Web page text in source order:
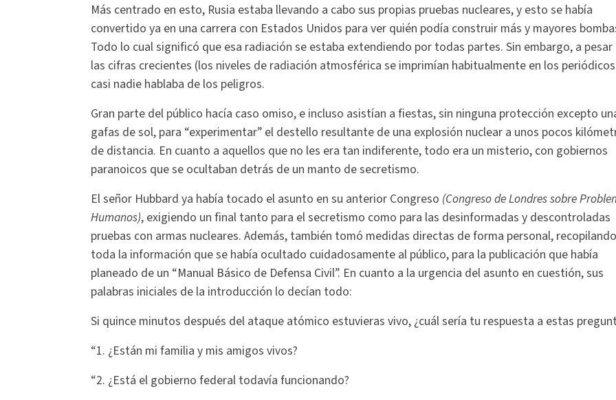
Más centrado en esto, Rusia estaba llevando a cabo sus propias pruebas nucleares, y esto se había
convertido ya en una carrera con Estados Unidos para ver quién podía construir más y mayores
Todo lo cual significó que esa radiación se estaba extendiendo por todas partes. Sin embargo, a pesar
las cifras crecientes (los niveles de radiación atmosférica se imprimían habitualmente en los
casi nadie hablaba de los peligros.
Gran parte del público hacía caso omiso, e incluso asistían a fiestas, sin ninguna protección excepto
gafas de sol, para “experimentar” el destello resultante de una explosión nuclear a unos pocos
de distancia. En cuanto a aquellos que no les era tan indiferente, todo era un misterio, con gobiernos
paranoicos que se ocultaban detrás de un manto de secretismo.
El señor Hubbard ya había tocado el asunto en su anterior Congreso (Congreso de Londres sobre
Humanos), exigiendo un final tanto para el secretismo como para las desinformadas y descontroladas
pruebas con armas nucleares. Además, también tomó medidas directas de forma personal, recopilando
toda la información que se había ocultado cuidadosamente al público, para la publicación que había
planeado de un “Manual Básico de Defensa Civil”. En cuanto a la urgencia del asunto en cuestión, sus
palabras iniciales de la introducción lo decían todo:
Si quince minutos después del ataque atómico estuvieras vivo, ¿cuál sería tu respuesta a estas
“1. ¿Están mi familia y mis amigos vivos?
“2. ¿Está el gobierno federal todavía funcionando?